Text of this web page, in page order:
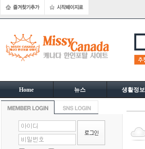
Home 뉴스 생활정보